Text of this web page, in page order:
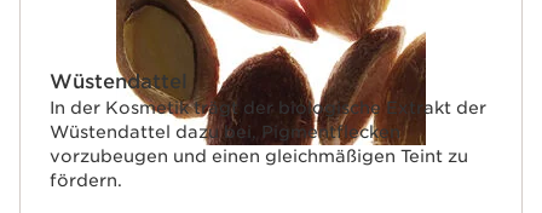
Wüstendattel
In der Kosmetik trägt der biologische Extrakt der
Wüstendattel dazu bei, Pigmentflecken
vorzubeugen und einen gleichmäßigen Teint zu
fördern.